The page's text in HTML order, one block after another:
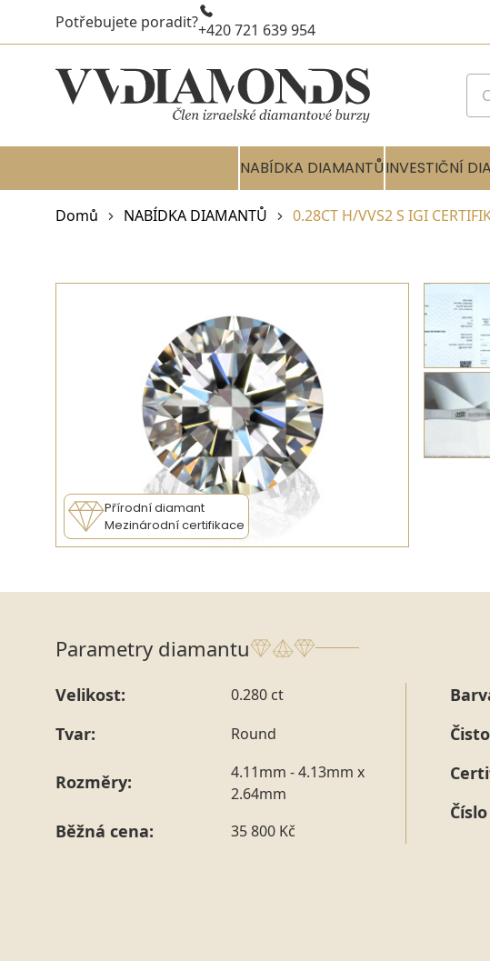
Potřebujete poradit?+420 721 639 954
NABÍDKA DIAMANTŮINVESTIČNÍ
Domů NABÍDKA DIAMANTŮ 0.28CT H/VVS2 S IGI
Přírodní diamant
Mezinárodní certifikace
Parametry diamantu
Velikost: 0.280 ct
Tvar: Round
Rozměry:
4.11mm - 4.13mm x
2.64mm
Běžná cena: 35 800 Kč